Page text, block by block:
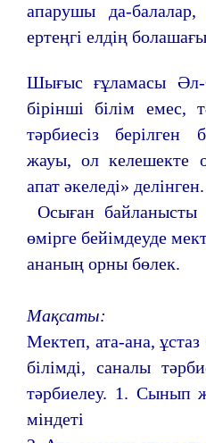
апарушы да-балалар,
ертеңгі елдің
Шығыс ғұламасы
бірінші білім емес,
тәрбиесіз берілген
жауы, ол келешекте
апат әкеледі» делінген.
Осыған байланысты
өмірге бейімдеуде
ананың орны бөлек.
Мақсаты:
Мектеп, ата-ана, ұстаз
білімді, саналы
тәрбиелеу. 1. Сынып
міндеті